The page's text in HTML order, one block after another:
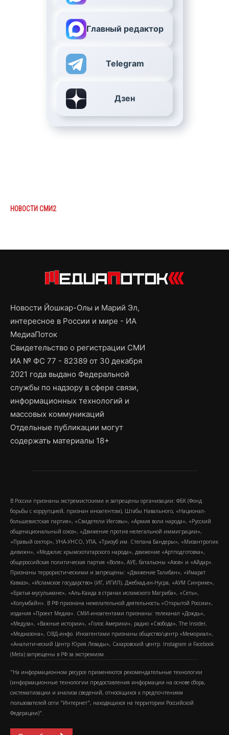
Главный редактор
Telegram
Дзен
НОВОСТИ СМИ2
Новости Йошкар-Олы и Марий Эл,
интересное в России и мире - ИА
МедиаПоток
Свидетельство о регистрации СМИ
ИА № ФС 77 - 82389 от 30 декабря
2021 года выдано Федеральной
службы по надзору в сфере связи,
информационных технологий и
массовых коммуникаций
Отдельные публикации могут
содержать материалы 18+
В России признаны экстремистскими и запрещены организации: ФБК (Фонд
борьбы с коррупцией, признан иноагентом), Штабы Навального, «Национал-
большевистская партия», «Свидетели Иеговы», «Армия воли народа», «Русский
общенациональный союз», «Движение против нелегальной иммиграции»,
«Правый сектор», УНА-УНСО, УПА, «Тризуб им. Степана Бандеры», «Мизантропик
дивижн», «Меджлис крымскотатарского народа», движение «Артподготовка»,
общероссийская политическая партия «Воля», АУЕ, батальоны «Азов» и «Айдар».
Признаны террористическими и запрещены: «Движение Талибан», «Имарат
Кавказ», «Исламское государство» (ИГ, ИГИЛ), Джебхад-ан-Нусра, «АУМ Синрике»,
«Братья-мусульмане», «Аль-Каида в странах исламского Магриба», «Сеть»,
«Колумбайн». В РФ признана нежелательной деятельность «Открытой России»,
издания «Проект Медиа». СМИ-иноагентами признаны: телеканал «Дождь»,
«Медуза», «Важные истории», «Голос Америки», радио «Свобода», The Insider,
«Медиазона», ОВД-инфо. Иноагентами признаны общество/центр «Мемориал»,
«Аналитический Центр Юрия Левады», Сахаровский центр. Instagram и Facebook
(Metа) запрещены в РФ за экстремизм.
"На информационном ресурсе применяются рекомендательные технологии
(информационные технологии предоставления информации на основе сбора,
систематизации и анализа сведений, относящихся к предпочтениям
пользователей сети "Интернет", находящихся на территории Российской
Федерации)".